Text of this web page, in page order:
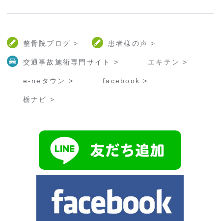
整骨院ブログ > 患者様の声 >
交通事故施術専門サイト > エキテン >
e-neタウン > facebook >
栃ナビ >